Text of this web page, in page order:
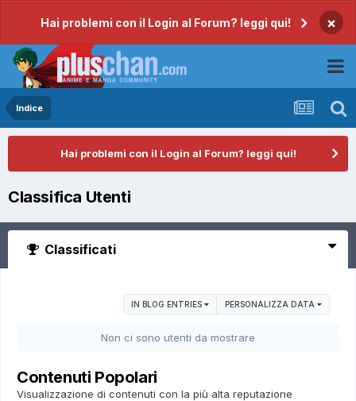
Hai problemi con il Login al Forum? leggi qui! ×
Indice
Hai problemi con il Login al Forum? leggi qui!
Classifica Utenti
Classificati
IN BLOG ENTRIES PERSONALIZZA DATA
Non ci sono utenti da mostrare
Contenuti Popolari
Visualizzazione di contenuti con la più alta reputazione